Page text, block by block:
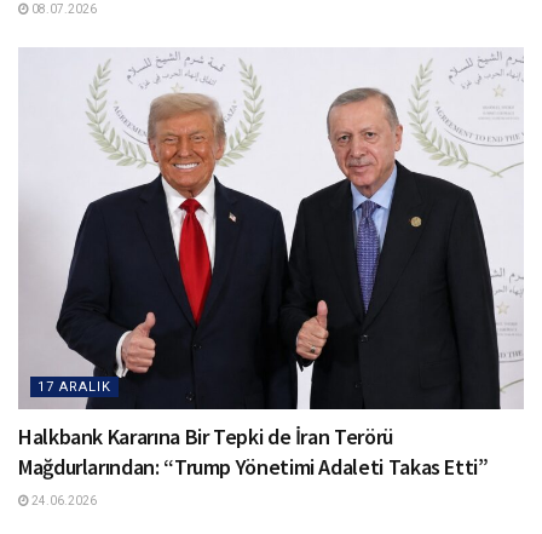
08.07.2026
17 ARALIK
Halkbank Kararına Bir Tepki de İran Terörü
Mağdurlarından: “Trump Yönetimi Adaleti Takas Etti”
24.06.2026